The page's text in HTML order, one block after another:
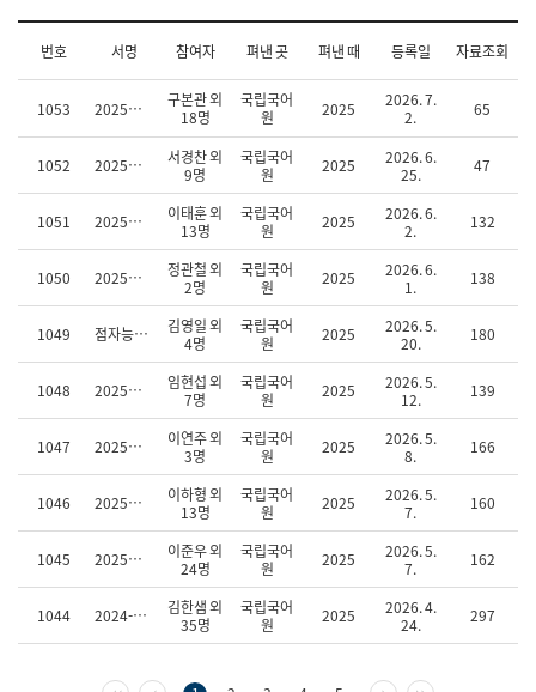
목
호,
곳,
때,
일,
번호 서명 참여자 펴낸 곳 펴낸 때 등록일 자료조회
1053 2025년 국민의 국어능력 실태 조사
구본관 외
18명
국립국어
원
2025
2026. 7.
2.
65
1052 2025년 신문 기사 원문 및 온라인 매체 게시 자료 구축
서경찬 외
9명
국립국어
원
2025
2026. 6.
25.
47
1051 2025년 점자교원 양성 표준 교육과정 개발 연구
이태훈 외
13명
국립국어
원
2025
2026. 6.
2.
132
1050 2025년 새말의 국민수용도 조사
정관철 외
2명
국립국어
원
2025
2026. 6.
1.
138
1049 점자능력 검정시험 기초 연구
김영일 외
4명
국립국어
원
2025
2026. 5.
20.
180
1048 2025년 점역 소프트웨어 기능 개선
임현섭 외
7명
국립국어
원
2025
2026. 5.
12.
139
1047 2025년 묵자-점자 병렬 말뭉치 구축
이연주 외
3명
국립국어
원
2025
2026. 5.
8.
166
1046 2025년 한국수어-한국어 사전 자료 집필
이하형 외
13명
국립국어
원
2025
2026. 5.
7.
160
1045 2025년 한국수어 교육과정 및 교재 개발
이준우 외
24명
국립국어
원
2025
2026. 5.
7.
162
1044 2024-2025 인공지능(AI)말평 과제 구축 및 운영(2차)
김한샘 외
35명
국립국어
원
2025
2026. 4.
24.
297